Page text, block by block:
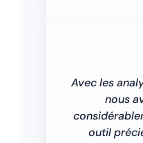
Avec les
nous
outil